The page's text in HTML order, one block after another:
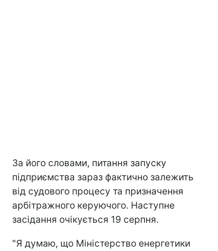
За його словами, питання запуску
підприємства зараз фактично залежить
від судового процесу та призначення
арбітражного керуючого. Наступне
засідання очікується 19 серпня.
"Я думаю, що Міністерство енергетики